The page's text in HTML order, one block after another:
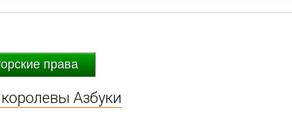
права
Азбуки